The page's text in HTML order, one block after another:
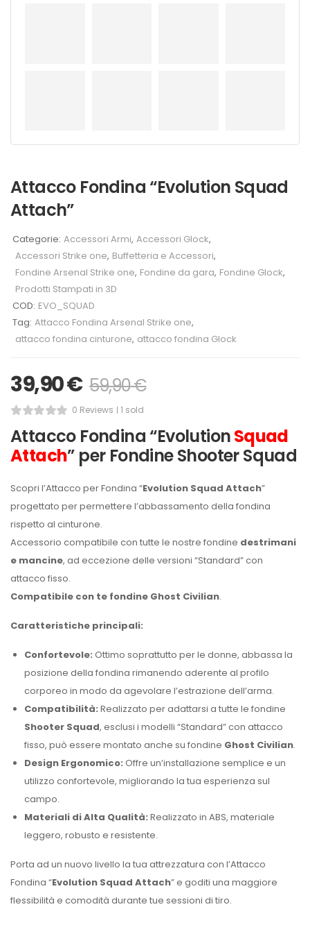
Attacco Fondina “Evolution Squad
Attach”
Categorie: Accessori Armi, Accessori Glock,
Accessori Strike one, Buffetteria e Accessori,
Fondine Arsenal Strike one, Fondine da gara, Fondine Glock,
Prodotti Stampati in 3D
COD: EVO_SQUAD
Tag: Attacco Fondina Arsenal Strike one,
attacco fondina cinturone, attacco fondina Glock
39,90€ 59,90€
0 Reviews 1 sold
Attacco Fondina “EvolutionSquad
Attach” per Fondine Shooter Squad
Scopri l’Attacco per Fondina “Evolution Squad Attach”
progettato per permettere l’abbassamento della fondina
rispetto al cinturone.
Accessorio compatibile con tutte le nostre fondine destrimani
e mancine, ad eccezione delle versioni “Standard” con
attacco fisso.
Compatibile con te fondine Ghost Civilian.
Caratteristiche principali:
Confortevole: Ottimo soprattutto per le donne, abbassa la
posizione della fondina rimanendo aderente al profilo
corporeo in modo da agevolare l’estrazione dell’arma.
Compatibilità: Realizzato per adattarsi a tutte le fondine
Shooter Squad, esclusi i modelli “Standard” con attacco
fisso, può essere montato anche su fondine Ghost Civilian.
Design Ergonomico: Offre un’installazione semplice e un
utilizzo confortevole, migliorando la tua esperienza sul
campo.
Materiali di Alta Qualità: Realizzato in ABS, materiale
leggero, robusto e resistente.
Porta ad un nuovo livello la tua attrezzatura con l’Attacco
Fondina “Evolution Squad Attach” e goditi una maggiore
flessibilità e comodità durante tue sessioni di tiro.